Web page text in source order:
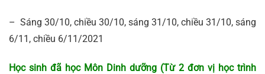
– Sáng 30/10, chiều 30/10, sáng 31/10, chiều 31/10, sáng
6/11, chiều 6/11/2021
Học sinh đã học Môn Dinh dưỡng (Từ 2 đơn vị học trình